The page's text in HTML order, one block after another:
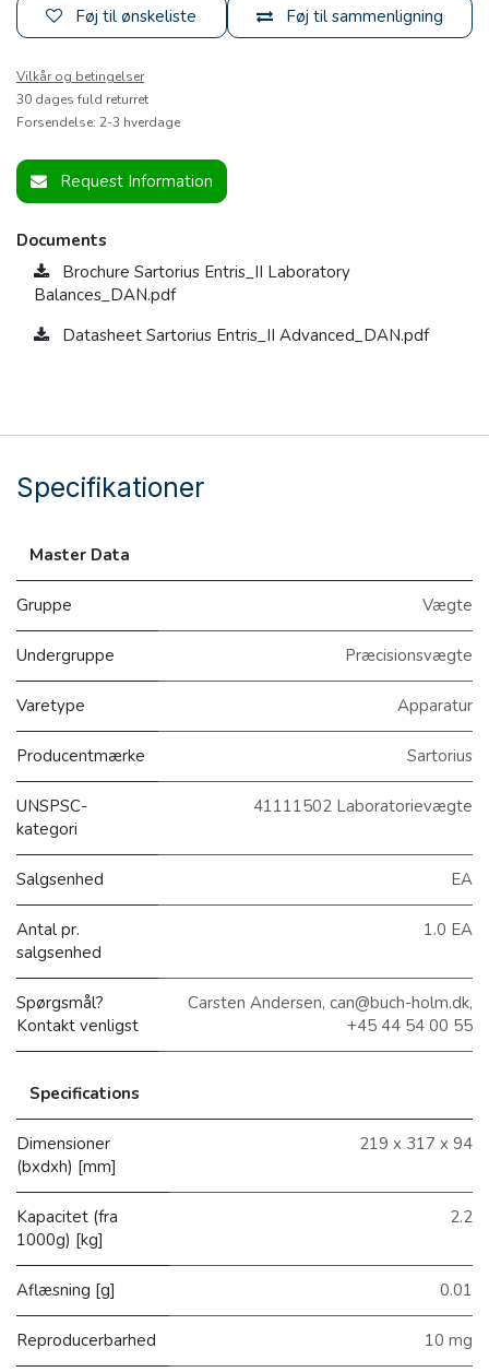
Føj til sammenligning
Føj til ønskeliste
Vilkår og betingelser
30 dages fuld returret
Forsendelse: 2-3 hverdage
Request Information
Documents
Brochure Sartorius Entris_II Laboratory
Balances_DAN.pdf
Datasheet Sartorius Entris_II Advanced_DAN.pdf
Specifikationer
Master Data
Gruppe Vægte
Undergruppe Præcisionsvægte
Varetype Apparatur
Producentmærke Sartorius
UNSPSC-
kategori
41111502 Laboratorievægte
Salgsenhed EA
Antal pr.
salgsenhed
1.0 EA
Spørgsmål?
Kontakt venligst
Carsten Andersen, can@buch-holm.dk,
+45 44 54 00 55
Specifications
Dimensioner
(bxdxh) [mm]
219 x 317 x 94
Kapacitet (fra
1000g) [kg]
2.2
Aflæsning [g] 0.01
Reproducerbarhed 10 mg